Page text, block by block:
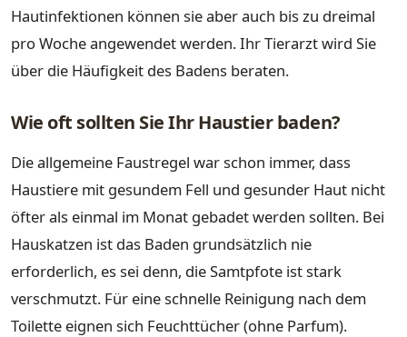
Hautinfektionen können sie aber auch bis zu dreimal
pro Woche angewendet werden. Ihr Tierarzt wird Sie
über die Häufigkeit des Badens beraten.
Wie oft sollten Sie Ihr Haustier baden?
Die allgemeine Faustregel war schon immer, dass
Haustiere mit gesundem Fell und gesunder Haut nicht
öfter als einmal im Monat gebadet werden sollten. Bei
Hauskatzen ist das Baden grundsätzlich nie
erforderlich, es sei denn, die Samtpfote ist stark
verschmutzt. Für eine schnelle Reinigung nach dem
Toilette eignen sich Feuchttücher (ohne Parfum).